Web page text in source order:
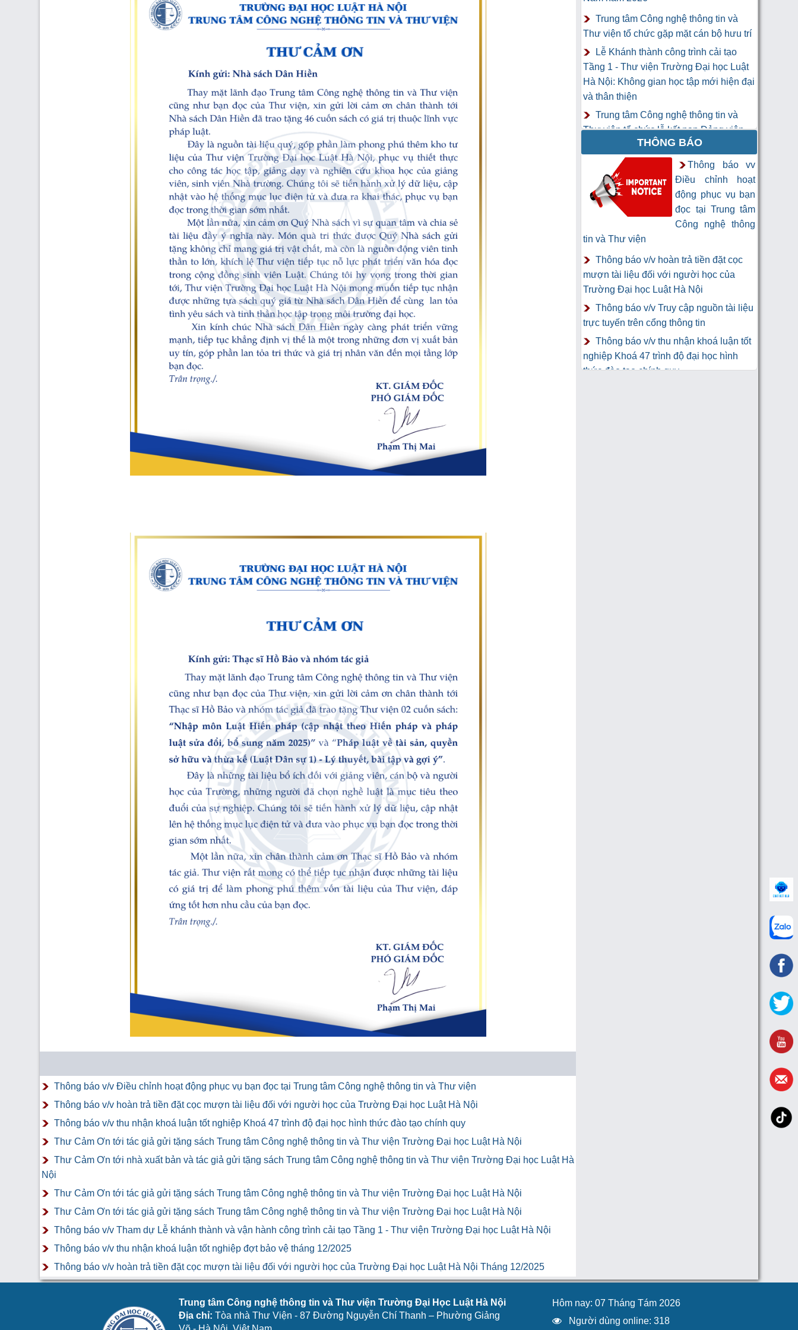
Thông báo v/v Điều chỉnh hoạt động phục vụ bạn đọc tại Trung tâm Công nghệ thông tin và Thư viện
Thông báo v/v hoàn trả tiền đặt cọc mượn tài liệu đối với người học của Trường Đại học Luật Hà Nội
Thông báo v/v thu nhận khoá luận tốt nghiệp Khoá 47 trình độ đại học hình thức đào tạo chính quy
Thư Cảm Ơn tới tác giả gửi tặng sách Trung tâm Công nghệ thông tin và Thư viện Trường Đại học Luật Hà Nội
Thư Cảm Ơn tới nhà xuất bản và tác giả gửi tặng sách Trung tâm Công nghệ thông tin và Thư viện Trường Đại học Luật Hà
Nội
Thư Cảm Ơn tới tác giả gửi tặng sách Trung tâm Công nghệ thông tin và Thư viện Trường Đại học Luật Hà Nội
Thư Cảm Ơn tới tác giả gửi tặng sách Trung tâm Công nghệ thông tin và Thư viện Trường Đại học Luật Hà Nội
Thông báo v/v Tham dự Lễ khánh thành và vận hành công trình cải tạo Tầng 1 - Thư viện Trường Đại học Luật Hà Nội
Thông báo v/v thu nhận khoá luận tốt nghiệp đợt bảo vệ tháng 12/2025
Thông báo v/v hoàn trả tiền đặt cọc mượn tài liệu đối với người học của Trường Đại học Luật Hà Nội Tháng 12/2025
Trung tâm Công nghệ thông tin và
Thư viện tổ chức gặp mặt cán bộ hưu trí
Lễ Khánh thành công trình cải tạo
Tầng 1 - Thư viện Trường Đại học Luật
Hà Nội: Không gian học tập mới hiện đại
và thân thiện
Trung tâm Công nghệ thông tin và
Thư viện tổ chức lễ kết nạp Đảng viên
Khai mạc Khóa học “Trí tuệ nhân tạo
cho chuyên gia thông tin và thư viện”
THÔNG BÁO
Thông báo vv
Điều chỉnh hoạt
động phục vụ bạn
đọc tại Trung tâm
Công nghệ thông
tin và Thư viện
Thông báo v/v hoàn trả tiền đặt cọc
mượn tài liệu đối với người học của
Trường Đại học Luật Hà Nội
Thông báo v/v Truy cập nguồn tài liệu
trực tuyến trên cổng thông tin
Thông báo v/v thu nhận khoá luận tốt
nghiệp Khoá 47 trình độ đại học hình
thức đào tạo chính quy
Trung tâm Công nghệ thông tin và Thư viện Trường Đại Học Luật Hà Nội
Địa chỉ: Tòa nhà Thư Viện - 87 Đường Nguyễn Chí Thanh – Phường Giảng
Hôm nay: 07 Tháng Tám 2026
Người dùng online: 318